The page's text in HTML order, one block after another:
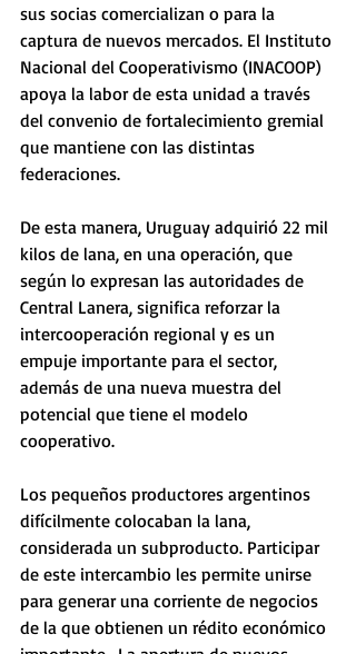
sus socias comercializan o para la
captura de nuevos mercados. El Instituto
Nacional del Cooperativismo (INACOOP)
apoya la labor de esta unidad a través
del convenio de fortalecimiento gremial
que mantiene con las distintas
federaciones.
De esta manera, Uruguay adquirió 22 mil
kilos de lana, en una operación, que
según lo expresan las autoridades de
Central Lanera, significa reforzar la
intercooperación regional y es un
empuje importante para el sector,
además de una nueva muestra del
potencial que tiene el modelo
cooperativo.
Los pequeños productores argentinos
difícilmente colocaban la lana,
considerada un subproducto. Participar
de este intercambio les permite unirse
para generar una corriente de negocios
de la que obtienen un rédito económico